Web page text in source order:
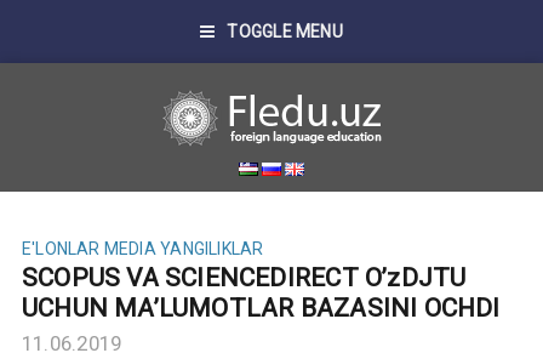
TOGGLE MENU
E'LONLAR MEDIA YANGILIKLAR
SCOPUS VA SCIENCEDIRECT O’zDJTU
UCHUN MA’LUMOTLAR BAZASINI OCHDI
11.06.2019